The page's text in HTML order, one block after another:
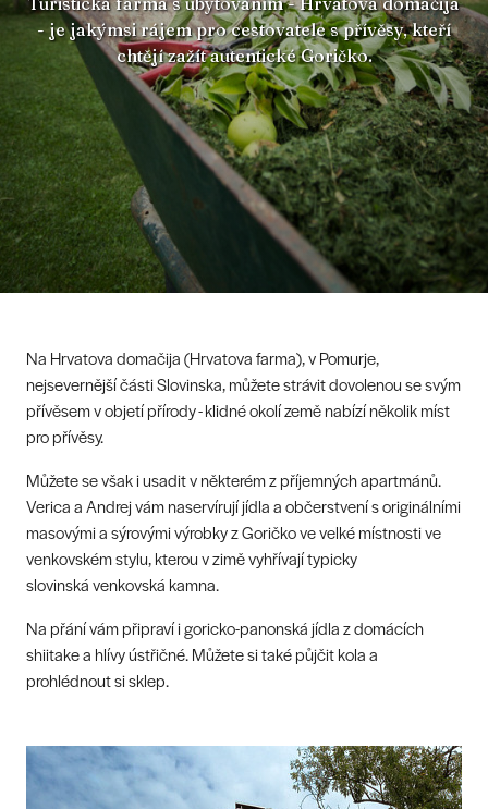
- je jakýmsi rájem pro cestovatele s přívěsy, kteří
chtějí zažít autentické Goričko.
Na Hrvatova domačija (Hrvatova farma), v Pomurje,
nejsevernější části Slovinska, můžete strávit dovolenou se svým
přívěsem v objetí přírody - klidné okolí země nabízí několik míst
pro přívěsy.
Můžete se však i usadit v některém z příjemných apartmánů.
Verica a Andrej vám naservírují jídla a občerstvení s originálními
masovými a sýrovými výrobky z Goričko ve velké místnosti ve
venkovském stylu, kterou v zimě vyhřívají typicky
slovinská venkovská kamna.
Na přání vám připraví i goricko-panonská jídla z domácích
shiitake a hlívy ústřičné. Můžete si také půjčit kola a
prohlédnout si sklep.